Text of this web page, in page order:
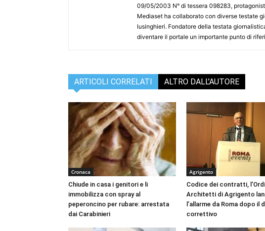
09/05/2003 N° di tessera 098283,
Mediaset ha collaborato con diverse testate
lusinghieri. Fondatore della testata
diventare il portale un importante punto di
ARTICOLI CORRELATI ALTRO DALL'AUTORE
Cronaca
Chiude in casa i genitori e li
immobilizza con spray al
peperoncino per rubare: arrestata
dai Carabinieri
Agrigento
Codice dei contratti,
Architetti di Agrigento
l’allarme da Roma dopo il
correttivo